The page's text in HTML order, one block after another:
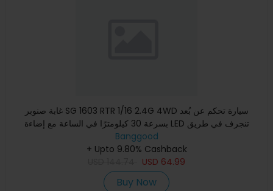
غابة صنوبر SG 1603 RTR 1/16 2.4G 4WD سيارة تحكم عن بُعد
بسرعة 30 كيلومترًا في الساعة مع إضاءة LED تنجرف في طريق
الطرق ال
Banggood
+ Upto 9.80% Cashback
USD 64.99
Buy Now